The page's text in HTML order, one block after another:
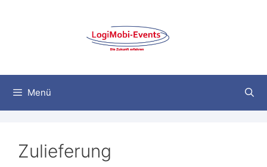
Menü
Zulieferung